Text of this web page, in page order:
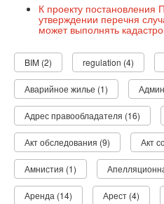
К проекту постановления
утверждении перечня
может выполнять
BIM (2) regulation (4)
Аварийное жилье (1)
Адрес правообладателя (16)
Акт обследования (9) Акт
Амнистия (1)
Аренда (14) Арест (4)